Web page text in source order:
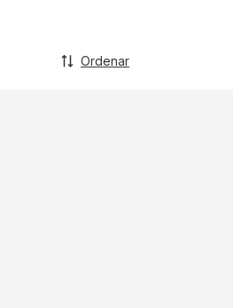
Ordenar